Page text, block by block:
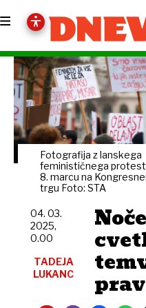
Fotografija z lanskega
feminističnega
8. marcu na
trgu Foto: STA
04. 03.
2025,
0.00
TADEJA
LUKANC